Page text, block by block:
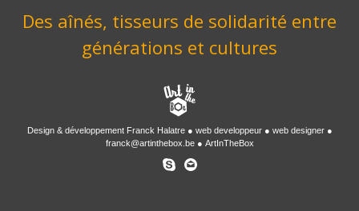
Des aînés, tisseurs de solidarité entre
générations et cultures
Design & développement Franck Halatre web developpeur
web designer
franck@artinthebox.be
ArtInTheBox